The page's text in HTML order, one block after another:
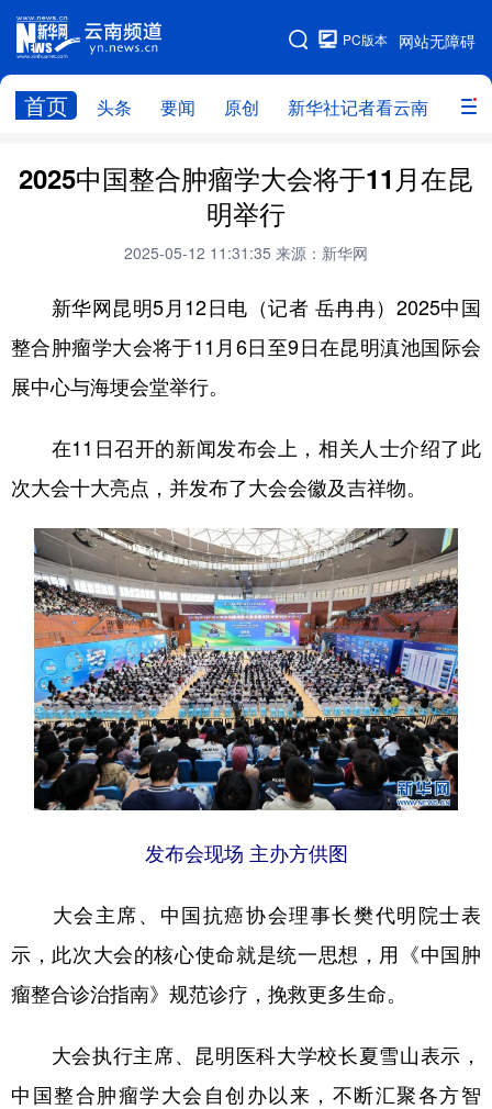
网站无障碍
PC版本
首页 头条 要闻 原创 新华社记者看云南 政务
网站地图
头条 云南要闻 本网原创
政务
云南省领导报道集
教育
州市
社会
图片
经济
云南青年说 趣看文物
2025中国整合肿瘤学大会将于11月在昆
明举行
2025-05-12 11:31:35 来源：新华网
新华网昆明5月12日电（记者 岳冉冉）2025中国
整合肿瘤学大会将于11月6日至9日在昆明滇池国际会
展中心与海埂会堂举行。
在11日召开的新闻发布会上，相关人士介绍了此
次大会十大亮点，并发布了大会会徽及吉祥物。
发布会现场 主办方供图
大会主席、中国抗癌协会理事长樊代明院士表
示，此次大会的核心使命就是统一思想，用《中国肿
瘤整合诊治指南》规范诊疗，挽救更多生命。
大会执行主席、昆明医科大学校长夏雪山表示，
中国整合肿瘤学大会自创办以来，不断汇聚各方智